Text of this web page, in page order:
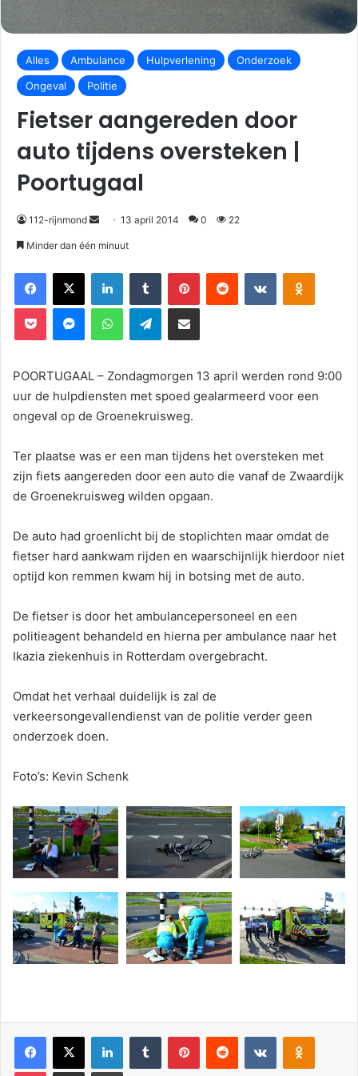
Alles Ambulance Hulpverlening
Onderzoek
Ongeval
Politie
Fietser aangereden door
auto tijdens oversteken |
Poortugaal
112-rijnmond 13 april 2014 0 22
Minder dan één minuut
Facebook X LinkedIn Tumblr Pinterest Reddit VKontakte Odnoklassniki
Pocket Messenger WhatsApp Telegram Deel via E-mail
POORTUGAAL – Zondagmorgen 13 april werden rond 9:00
uur de hulpdiensten met spoed gealarmeerd voor een
ongeval op de Groenekruisweg.
Ter plaatse was er een man tijdens het oversteken met
zijn fiets aangereden door een auto die vanaf de Zwaardijk
de Groenekruisweg wilden opgaan.
De auto had groenlicht bij de stoplichten maar omdat de
fietser hard aankwam rijden en waarschijnlijk hierdoor niet
optijd kon remmen kwam hij in botsing met de auto.
De fietser is door het ambulancepersoneel en een
politieagent behandeld en hierna per ambulance naar het
Ikazia ziekenhuis in Rotterdam overgebracht.
Omdat het verhaal duidelijk is zal de
verkeersongevallendienst van de politie verder geen
onderzoek doen.
Foto’s: Kevin Schenk
Facebook X LinkedIn Tumblr Pinterest Reddit VKontakte Odnoklassniki
Pocket Deel via E-mail Print